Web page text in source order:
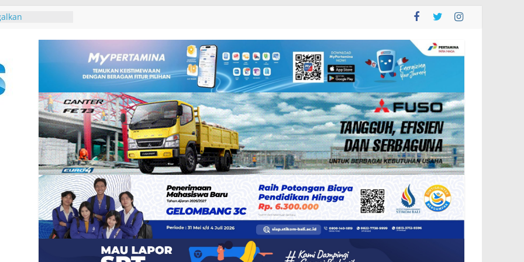
Session
John
Burung dari
DPRD Badung
2027, Belanja
14,2 Triliun
dan Ahli Waris
Kwarcab
di Jambore